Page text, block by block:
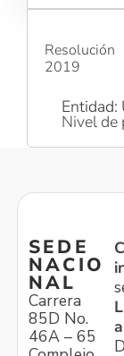
2019
Entidad:
Nivel de
SEDE
NACIO
NAL
Carrera
85D No.
46A – 65